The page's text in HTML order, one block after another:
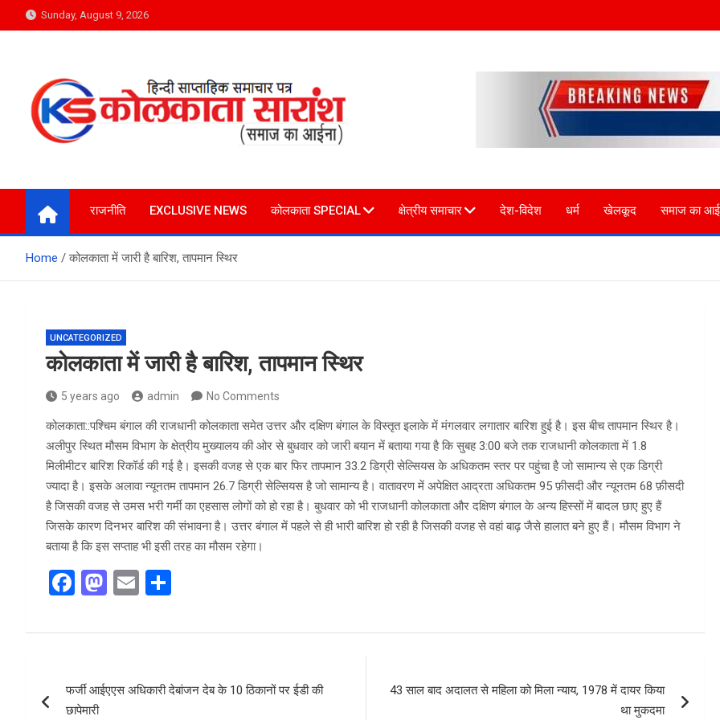
to
Sunday, August 9, 2026
Kolkata Saransh News
राजनीति EXCLUSIVE NEWS कोलकाता SPECIAL क्षेत्रीय समाचार देश-विदेश धर्म खेलकूद समाज का
Home कोलकाता में जारी है बारिश, तापमान स्थिर
UNCATEGORIZED
कोलकाता में जारी है बारिश, तापमान स्थिर
5 years ago admin No Comments
कोलकाता::पश्चिम बंगाल की राजधानी कोलकाता समेत उत्तर और दक्षिण बंगाल के विस्तृत इलाके में मंगलवार लगातार बारिश हुई है। इस बीच तापमान स्थिर है।
अलीपुर स्थित मौसम विभाग के क्षेत्रीय मुख्यालय की ओर से बुधवार को जारी बयान में बताया गया है कि सुबह 3:00 बजे तक राजधानी कोलकाता में 1.8
मिलीमीटर बारिश रिकॉर्ड की गई है। इसकी वजह से एक बार फिर तापमान 33.2 डिग्री सेल्सियस के अधिकतम स्तर पर पहुंचा है जो सामान्य से एक डिग्री
ज्यादा है। इसके अलावा न्यूनतम तापमान 26.7 डिग्री सेल्सियस है जो सामान्य है। वातावरण में अपेक्षित आद्रता अधिकतम 95 फ़ीसदी और न्यूनतम 68 फ़ीसदी
है जिसकी वजह से उमस भरी गर्मी का एहसास लोगों को हो रहा है। बुधवार को भी राजधानी कोलकाता और दक्षिण बंगाल के अन्य हिस्सों में बादल छाए हुए हैं
जिसके कारण दिनभर बारिश की संभावना है। उत्तर बंगाल में पहले से ही भारी बारिश हो रही है जिसकी वजह से वहां बाढ़ जैसे हालात बने हुए हैं। मौसम विभाग ने
बताया है कि इस सप्ताह भी इसी तरह का मौसम रहेगा।
F
ce
o
o
M
st
d
E
ail ar
navigation
फर्जी आईएएस अधिकारी देबांजन देब के 10 ठिकानों पर ईडी की
छापेमारी
43 साल बाद अदालत से महिला को मिला न्याय, 1978 में दायर किया
था मुकदमा